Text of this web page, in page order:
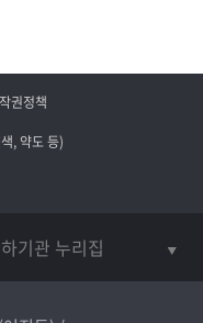
권정책
, 약도 등)
기관 누리집